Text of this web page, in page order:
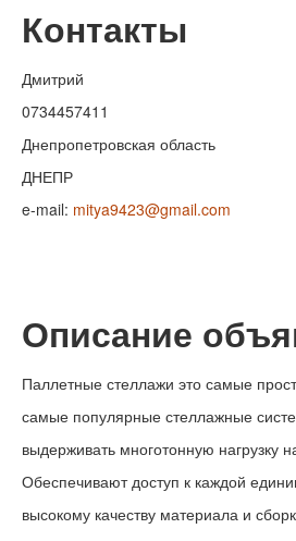
Контакты
Дмитрий
0734457411
Днепропетровская область
ДНЕПР
e-mail: mitya9423@gmail.com
Описание
Паллетные стеллажи это самые
самые популярные стеллажные
выдерживать многотонную нагрузку
Обеспечивают доступ к каждой
высокому качеству материала и